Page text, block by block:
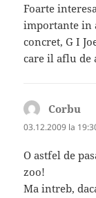
Foarte
importante in
concret, G I
care il aflu de
Corbu
03.12.2009 la
O astfel de
zoo!
Ma intreb,